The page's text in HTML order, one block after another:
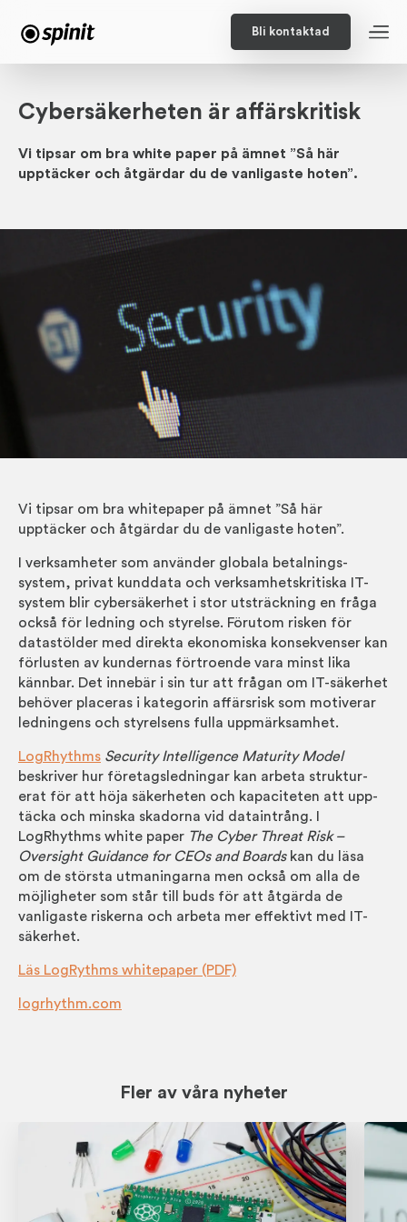
Bli kontaktad
Cybersäkerheten är affärskritisk
Vi tipsar om bra white­ paper på ämnet ”Så här
upptäcker och åtgärdar du de vanligaste hoten”.
Vi tipsar om bra white­paper på ämnet ”Så här
upptäcker och åtgärdar du de vanligaste hoten”.
I verksamheter som använder globala betalnings­
system, privat kund­data och verksamhets­kritiska IT-
system blir cyber­säkerhet i stor ut­sträck­ning en fråga
också för ledning och styrelse. Förutom risken för
data­stölder med direkta ekonomiska kon­sekvens­er kan
för­lusten av kund­ernas för­troende vara minst lika
känn­bar. Det innebär i sin tur att frågan om IT-säker­het
behöver placeras i kategorin affärs­risk som motiverar
led­ningens och styr­elsens fulla upp­märk­samhet.
LogRhythms Security Intelligence Maturity Model
beskriver hur företags­ledningar kan arbeta struktur­
erat för att höja säker­heten och kapaciteten att upp­
täcka och minska skador­na vid data­intrång. I
LogRhythms white paper The Cyber Threat Risk –
Oversight Guidance for CEOs and Boardskan du läsa
om de största ut­maning­arna men också om alla de
möj­lig­heter som står till buds för att åtgärda de
vanlig­aste risk­erna och arbeta mer effekt­ivt med IT-
säker­het.
Läs LogRythms whitepaper (PDF)
logrhythm.com
Fler av våra nyheter